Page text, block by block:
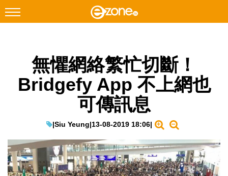
Facebook Instagram
科技焦點
教學評測
EduTech
無懼網絡繁忙切斷！
Bridgefy App 不上網也
可傳訊息
|Siu Yeung|13-08-2019 18:06|